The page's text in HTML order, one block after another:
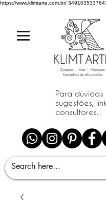
https://www.klimtarte.com.br/
Para dúvidas
sugestões,
consultores.